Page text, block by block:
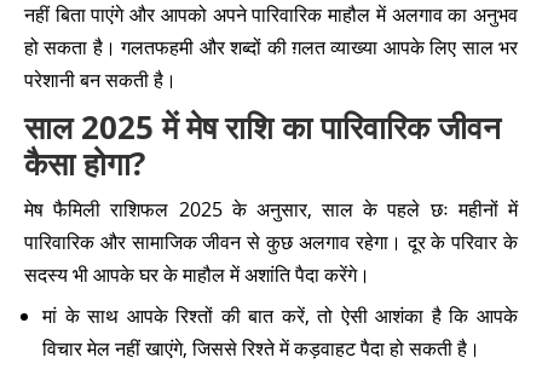
नहीं बिता पाएंगे और आपको अपने पारिवारिक माहौल में अलगाव का अनुभव
हो सकता है। गलतफहमी और शब्दों की ग़लत व्याख्या आपके लिए साल भर
परेशानी बन सकती है।
साल 2025 में मेष राशि का पारिवारिक जीवन
कैसा होगा?
मेष फैमिली राशिफल 2025 के अनुसार, साल के पहले छः महीनों में
पारिवारिक और सामाजिक जीवन से कुछ अलगाव रहेगा। दूर के परिवार के
सदस्य भी आपके घर के माहौल में अशांति पैदा करेंगे।
मां के साथ आपके रिश्तों की बात करें, तो ऐसी आशंका है कि आपके
विचार मेल नहीं खाएंगे, जिससे रिश्ते में कड़वाहट पैदा हो सकती है।